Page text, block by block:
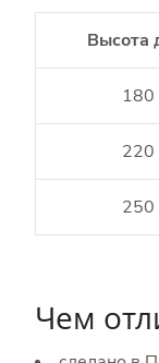
Высота
180
220
250
Чем